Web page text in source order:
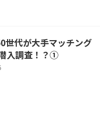
世代が大手マッチング
入調査！？①